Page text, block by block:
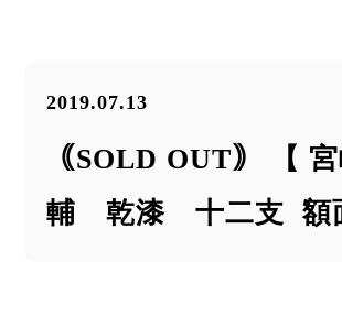
2019.07.13
｟SOLD OUT｠ 【
輔 乾漆 十二支 額